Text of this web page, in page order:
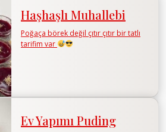
Haşhaşlı Muhallebi
Poğaça börek değil çıtır çıtır bir tatlı
tarifim var
Ev Yapımı Puding